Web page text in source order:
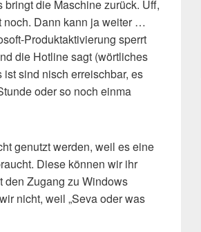
die Maschine zurück. Uff,
noch. Dann kann ja weiter …
Produktaktivierung sperrt
die Hotline sagt (wörtliches
sind nisch erreischbar, es
oder so noch einma
genutzt werden, weil es eine
Diese können wir ihr
den Zugang zu Windows
nicht, weil „Seva oder was